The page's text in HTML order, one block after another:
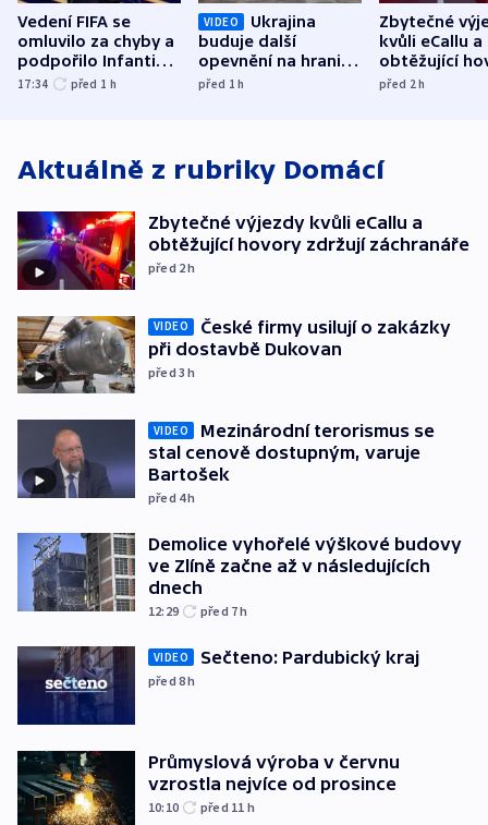
Vedení FIFA se
omluvilo za chyby a
podpořilo Infantina.
UEFA trvá na
17:34 před 1 h
VIDEO
Ukrajina
buduje další
opevnění na hranici
s Běloruskem
před 1h
Zbytečné
kvůli eCallu a
obtěžující
zdržují
před 2h
Aktuálně z rubriky Domácí
Zbytečné výjezdy kvůli eCallu a
obtěžující hovory zdržují záchranáře
před 2h
VIDEO
České firmy usilují o zakázky
při dostavbě Dukovan
před 3h
VIDEO
Mezinárodní terorismus se
stal cenově dostupným, varuje
Bartošek
před 4h
Demolice vyhořelé výškové budovy
ve Zlíně začne až v následujících
dnech
12:29 před 7h
VIDEO Sečteno: Pardubický kraj
před 8h
Průmyslová výroba v červnu
vzrostla nejvíce od prosince
10:10 před 11 h